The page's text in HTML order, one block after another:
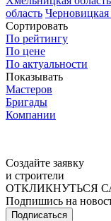
область Черновицкая
Сортировать
По рейтингу
По цене
По актуальности
Показывать
Мастеров
Бригады
Компании
Создайте заявку
и строители
ОТКЛИКНУТЬСЯ
Подпишись на
Подписаться